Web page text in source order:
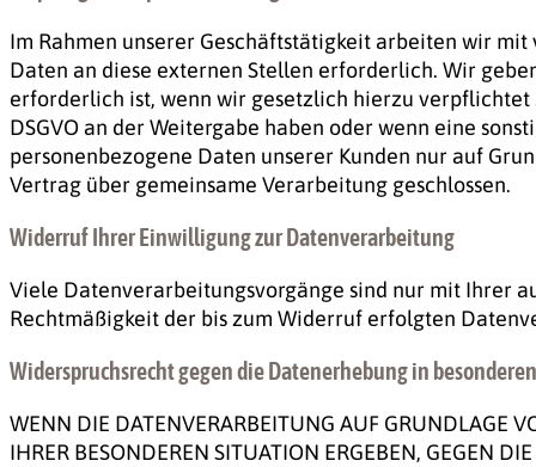
Im Rahmen unserer Geschäftstätigkeit arbeiten wir
Daten an diese externen Stellen erforderlich. Wir
erforderlich ist, wenn wir gesetzlich hierzu verpflichtet
DSGVO an der Weitergabe haben oder wenn eine
personenbezogene Daten unserer Kunden nur auf
Vertrag über gemeinsame Verarbeitung geschlossen.
Widerruf Ihrer Einwilligung zur Datenverarbeitung
Viele Datenverarbeitungsvorgänge sind nur mit Ihrer
Rechtmäßigkeit der bis zum Widerruf erfolgten
Widerspruchsrecht gegen die Datenerhebung in
WENN DIE DATENVERARBEITUNG AUF GRUNDLAGE
IHRER BESONDEREN SITUATION ERGEBEN, GEGEN